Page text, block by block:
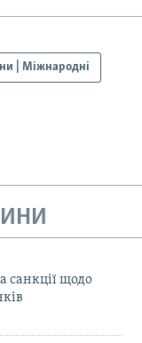
| Міжнародні
санкції щодо